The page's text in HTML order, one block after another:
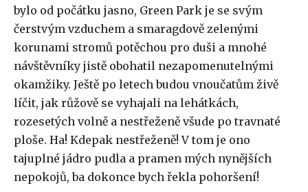
bylo od počátku jasno, Green Park je se svým
čerstvým vzduchem a smaragdově zelenými
korunami stromů potěchou pro duši a mnohé
návštěvníky jistě obohatil nezapomenutelnými
okamžiky. Ještě po letech budou vnoučatům živě
líčit, jak růžově se vyhajali na lehátkách,
rozesetých volně a nestřeženě všude po travnaté
ploše. Ha! Kdepak nestřeženě! V tom je ono
tajuplné jádro pudla a pramen mých nynějších
nepokojů, ba dokonce bych řekla pohoršení!